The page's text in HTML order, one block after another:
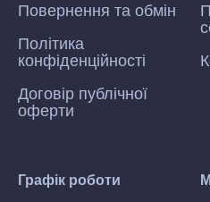
Графік роботи
Повернення та обмін
Політика
конфіденційності
Договір публічної
оферти